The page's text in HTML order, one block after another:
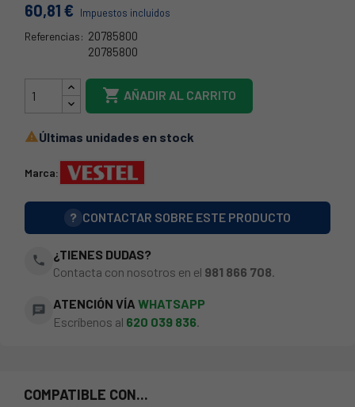
60,81 € Impuestos incluidos
Referencias: 20785800
20785800
 AÑADIR AL CARRITO
Últimas unidades en stock
Marca:
? CONTACTAR SOBRE ESTE PRODUCTO
phone
¿TIENES DUDAS?
Contacta con nosotros en el 981 866 708.
chat ATENCIÓN VÍA WHATSAPP
Escríbenos al 620 039 836
COMPATIBLE CON...